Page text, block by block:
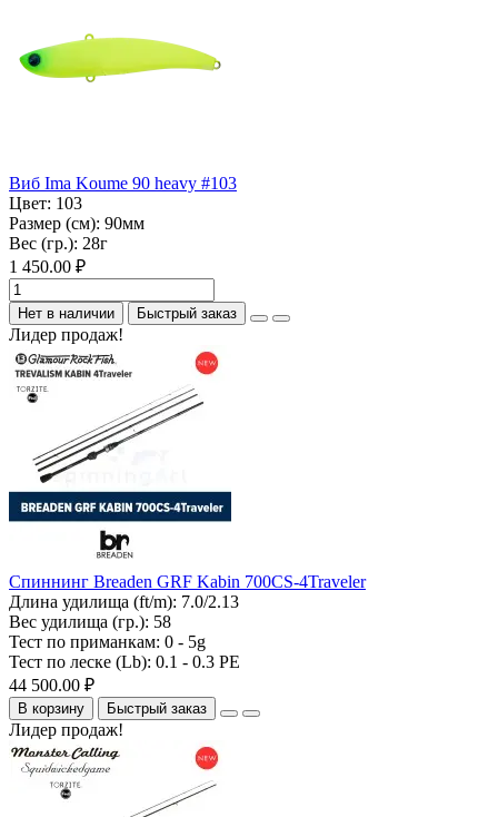
Виб Ima Koume 90 heavy #103
Цвет: 103
Размер (см): 90мм
Вес (гр.): 28г
1 450.00 ₽
Нет в наличии Быстрый заказ
Лидер продаж!
Спиннинг Breaden GRF Kabin 700CS-4Traveler
Длина удилища (ft/m): 7.0/2.13
Вес удилища (гр.): 58
Тест по приманкам: 0 - 5g
Тест по леске (Lb): 0.1 - 0.3 PE
44 500.00 ₽
В корзину Быстрый заказ
Лидер продаж!